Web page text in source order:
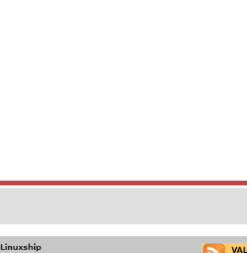
Linuxship